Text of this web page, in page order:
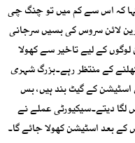
کہ اس سے کم میں تو چنگ چی
لائن سروس کی بسیں سرجانی
لوگوں کے لیے تاخیر سے کھولا
کے منتظر رہے۔بزرگ شہری
کے گیٹ بند ہیں، بس
لگا دیتے۔سیکیورٹی عملے نے
کے بعد اسٹیشن کھولا جائے گا۔